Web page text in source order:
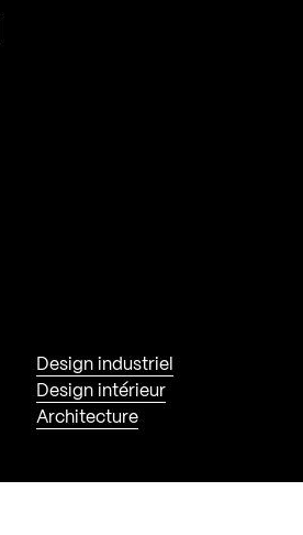
Design industriel
Design intérieur
Architecture